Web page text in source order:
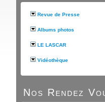
Revue de Presse
Albums photos
LE LASCAR
Vidéothèque
Nos Rendez